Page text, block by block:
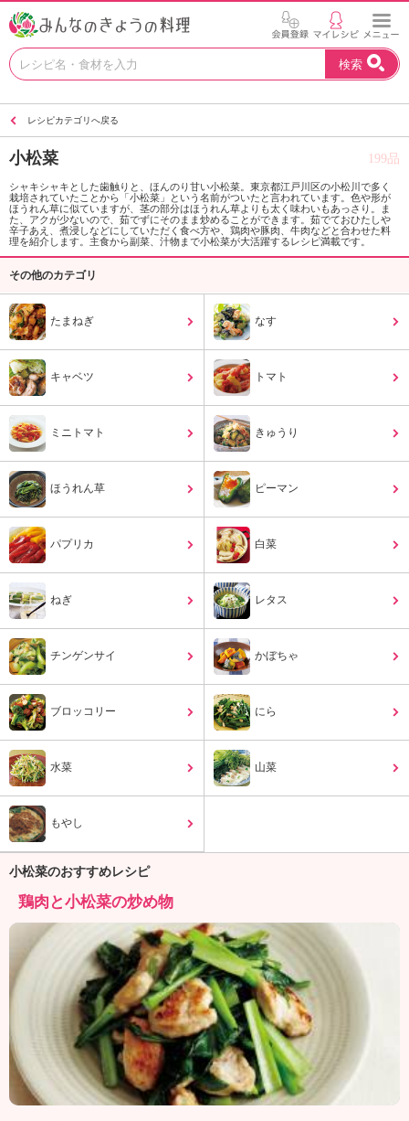
お
い
を
見
つ
け
よ
。
K
エ
ケ
ョ
「
な
ょ
う
理
検索
レシピカテゴリへ戻る
小松菜 199品
シャキシャキとした歯触りと、ほんのり甘い小松菜。東京都江戸川区の小松川で多く
栽培されていたことから「小松菜」という名前がついたと言われています。色や形が
ほうれん草に似ていますが、茎の部分はほうれん草よりも太く味わいもあっさり。ま
た、アクが少ないので、茹でずにそのまま炒めることができます。茹でておひたしや
辛子あえ、煮浸しなどにしていただく食べ方や、鶏肉や豚肉、牛肉などと合わせた料
理を紹介します。主食から副菜、汁物まで小松菜が大活躍するレシピ満載です。
その他のカテゴリ
たまねぎ なす
キャベツ トマト
ミニトマト きゅうり
ほうれん草 ピーマン
パプリカ 白菜
ねぎ レタス
チンゲンサイ かぼちゃ
ブロッコリー にら
水菜 山菜
もやし
小松菜のおすすめレシピ
鶏肉と小松菜の炒め物